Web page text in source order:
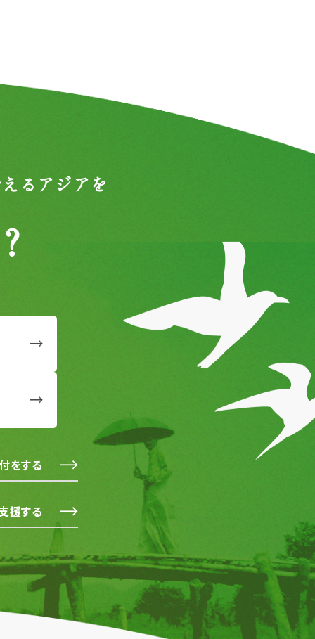
るアジアを
をする
援する